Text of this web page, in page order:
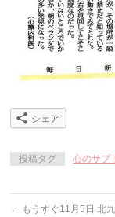
シェア
投稿タグ 心のサプ
← もうすぐ11月5日 北